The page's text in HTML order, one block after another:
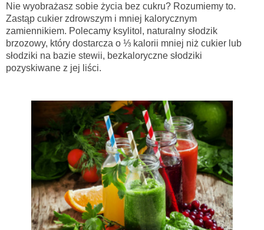
Nie wyobrażasz sobie życia bez cukru? Rozumiemy to.
Zastąp cukier zdrowszym i mniej kalorycznym
zamiennikiem. Polecamy ksylitol, naturalny słodzik
brzozowy, który dostarcza o ⅓ kalorii mniej niż cukier lub
słodziki na bazie stewii, bezkaloryczne słodziki
pozyskiwane z jej liści.